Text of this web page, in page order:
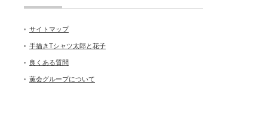
サイトマップ
手描きTシャツ太郎と花子
良くある質問
薫会グループについて